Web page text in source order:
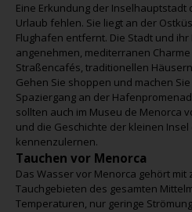
Eine Erkundung der
Urlaub fehlen. Sie liegt an der
Flughafen entfernt. Die Stadt und
angenehmen, mediterranen
Straßencafés, traditionellen
Gehen Sie shoppen und machen
Spaziergang an der
sollten auch im Museu de Menorca
und die Geschichte der kleinen
kennenzulernen.
Tauchen vor Menorca
Das Wasser vor Menorca gehört mit
Tauchgebieten des gesamten
Temperaturen, nur geringe